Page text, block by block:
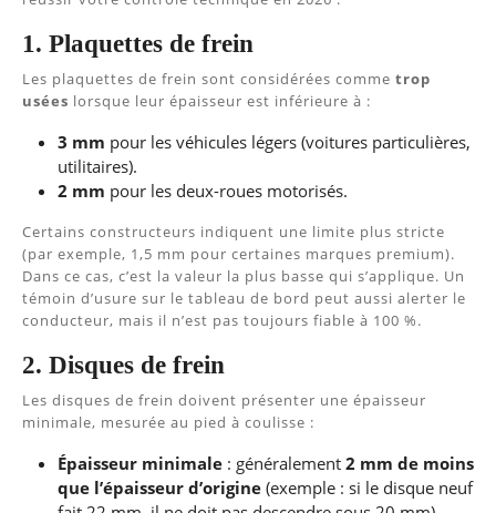
1. Plaquettes de frein
Les plaquettes de frein sont considérées comme trop
usées lorsque leur épaisseur est inférieure à :
3 mm pour les véhicules légers (voitures particulières,
utilitaires).
2 mm pour les deux-roues motorisés.
Certains constructeurs indiquent une limite plus stricte
(par exemple, 1,5 mm pour certaines marques premium).
Dans ce cas, c’est la valeur la plus basse qui s’applique. Un
témoin d’usure sur le tableau de bord peut aussi alerter le
conducteur, mais il n’est pas toujours fiable à 100 %.
2. Disques de frein
Les disques de frein doivent présenter une épaisseur
minimale, mesurée au pied à coulisse :
Épaisseur minimale : généralement 2 mm de moins
que l’épaisseur d’origine (exemple : si le disque neuf